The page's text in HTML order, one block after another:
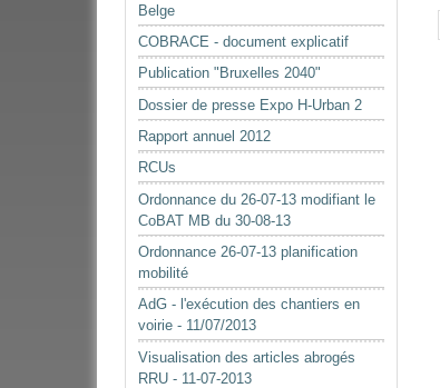
Belge
COBRACE - document explicatif
Publication "Bruxelles 2040"
Dossier de presse Expo H-Urban 2
Rapport annuel 2012
RCUs
Ordonnance du 26-07-13 modifiant le
CoBAT MB du 30-08-13
Ordonnance 26-07-13 planification
mobilité
AdG - l'exécution des chantiers en
voirie - 11/07/2013
Visualisation des articles abrogés
RRU - 11-07-2013